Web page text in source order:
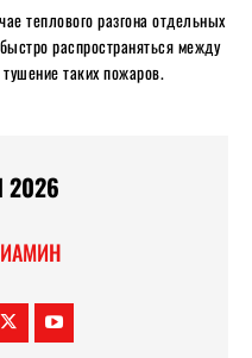
теплового разгона отдельных
распространяться между
таких пожаров.